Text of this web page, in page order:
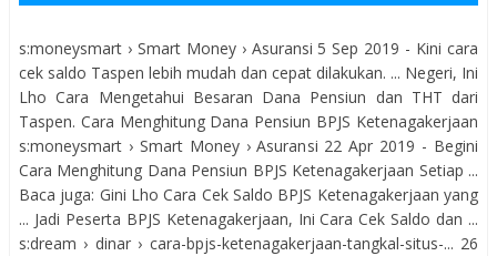
s:moneysmart › Smart Money › Asuransi 5 Sep 2019 - Kini cara
cek saldo Taspen lebih mudah dan cepat dilakukan. ... Negeri, Ini
Lho Cara Mengetahui Besaran Dana Pensiun dan THT dari
Taspen. Cara Menghitung Dana Pensiun BPJS Ketenagakerjaan
s:moneysmart › Smart Money › Asuransi 22 Apr 2019 - Begini
Cara Menghitung Dana Pensiun BPJS Ketenagakerjaan Setiap ...
Baca juga: Gini Lho Cara Cek Saldo BPJS Ketenagakerjaan yang
... Jadi Peserta BPJS Ketenagakerjaan, Ini Cara Cek Saldo dan ...
s:dream › dinar › cara-bpjs-ketenagakerjaan-tangkal-situs-... 26